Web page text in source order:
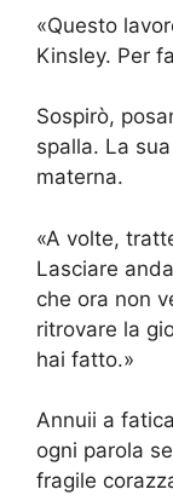
«Questo
Kinsley. Per
Sospirò,
spalla. La
materna.
«A volte,
Lasciare
che ora non
ritrovare la
hai fatto.»
Annuii a
ogni parola
fragile